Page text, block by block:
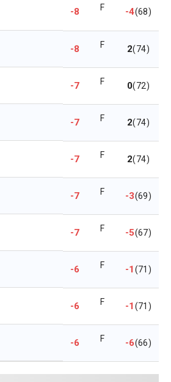
-8 F -4(68)
-8 F 2(74)
-7 F 0(72)
-7 F 2(74)
-7 F 2(74)
-7 F -3(69)
-7 F -5(67)
-6 F -1(71)
-6 F -1(71)
-6 F -6(66)